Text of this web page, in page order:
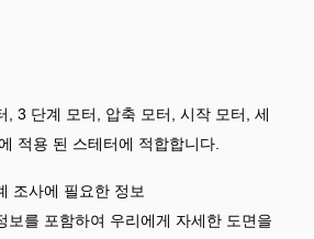
, 3 단계 모터, 압축 모터, 시작 모터, 세
적용 된 스테터에 적합합니다.
조사에 필요한 정보
보를 포함하여 우리에게 자세한 도면을